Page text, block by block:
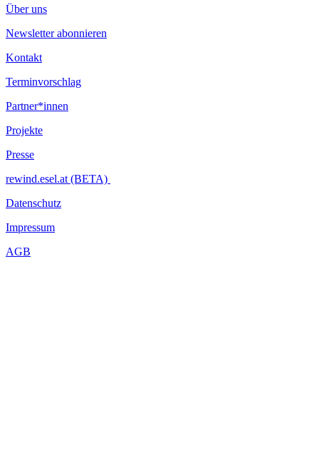
Über uns
Newsletter abonnieren
Kontakt
Terminvorschlag
Partner*innen
Projekte
Presse
rewind.esel.at (BETA)
Datenschutz
Impressum
AGB